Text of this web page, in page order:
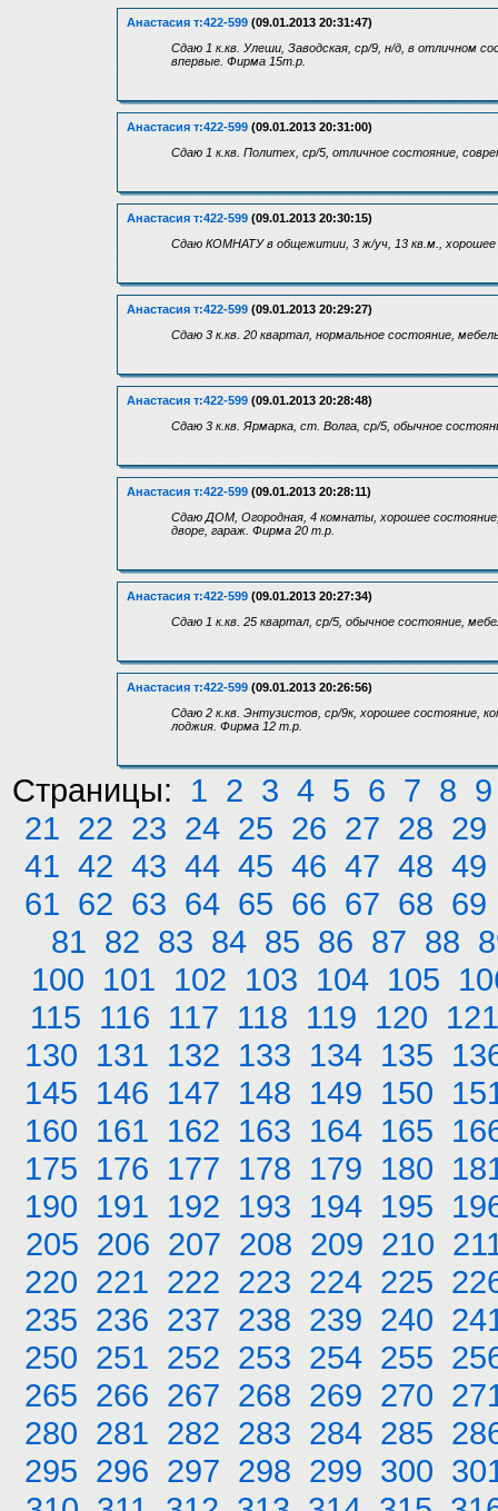
Анастасия т:422-599 (09.01.2013 20:31:47)
Сдаю 1 к.кв. Улеши, Заводская, ср/9, н/д, в отличном
впервые. Фирма 15т.р.
Анастасия т:422-599 (09.01.2013 20:31:00)
Сдаю 1 к.кв. Политех, ср/5, отличное состояние,
Анастасия т:422-599 (09.01.2013 20:30:15)
Сдаю КОМНАТУ в общежитии, 3 ж/уч, 13 кв.м., хорошее
Анастасия т:422-599 (09.01.2013 20:29:27)
Сдаю 3 к.кв. 20 квартал, нормальное состояние,
Анастасия т:422-599 (09.01.2013 20:28:48)
Сдаю 3 к.кв. Ярмарка, ст. Волга, ср/5, обычное
Анастасия т:422-599 (09.01.2013 20:28:11)
Сдаю ДОМ, Огородная, 4 комнаты, хорошее
дворе, гараж. Фирма 20 т.р.
Анастасия т:422-599 (09.01.2013 20:27:34)
Сдаю 1 к.кв. 25 квартал, ср/5, обычное состояние,
Анастасия т:422-599 (09.01.2013 20:26:56)
Сдаю 2 к.кв. Энтузистов, ср/9к, хорошее состояние,
лоджия. Фирма 12 т.р.
Страницы: 1 2 3 4 5 6 7 8 9
21 22 23 24 25 26 27 28 29
41 42 43 44 45 46 47 48 49
61 62 63 64 65 66 67 68 69
81 82 83 84 85 86 87 88
100 101 102 103 104 105
115 116 117 118 119 120 121
130 131 132 133 134 135
145 146 147 148 149 150
160 161 162 163 164 165
175 176 177 178 179 180
190 191 192 193 194 195
205 206 207 208 209 210
220 221 222 223 224 225
235 236 237 238 239 240
250 251 252 253 254 255
265 266 267 268 269 270
280 281 282 283 284 285
295 296 297 298 299 300